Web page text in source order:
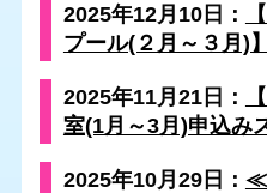
2025年12月10日：
プール(２月～３月)
2025年11月21日：
室(1月～3月)申込み
2025年10月29日： ≪